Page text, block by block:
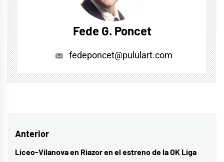
Fede G. Poncet
fedeponcet@pululart.com
Navegación
de
Anterior
Entrada
Liceo-Vilanova en Riazor en el estreno de la OK Liga